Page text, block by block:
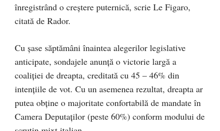
înregistrând o creștere puternică, scrie Le Figaro,
citată de Rador.
Cu şase săptămâni înaintea alegerilor legislative
anticipate, sondajele anunţă o victorie largă a
coaliţiei de dreapta, creditată cu 45 – 46% din
intenţiile de vot. Cu un asemenea rezultat, dreapta ar
putea obţine o majoritate confortabilă de mandate în
Camera Deputaţilor (peste 60%) conform modului de